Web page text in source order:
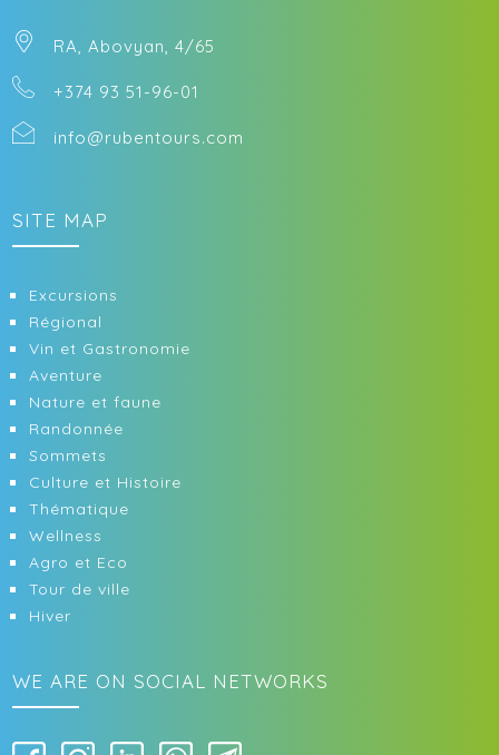
RA, Abovyan, 4/65
+374 93 51-96-01
info@rubentours.com
SITE MAP
Excursions
Régional
Vin et Gastronomie
Aventure
Nature et faune
Randonnée
Sommets
Culture et Histoire
Thématique
Wellness
Agro et Eco
Tour de ville
Hiver
WE ARE ON SOCIAL NETWORKS